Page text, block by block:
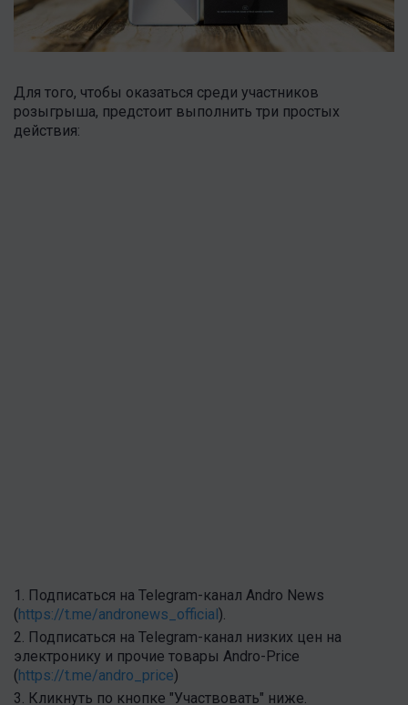
Для того, чтобы оказаться среди участников
розыгрыша, предстоит выполнить три простых
действия:
1. Подписаться на Telegram-канал Andro News
(https://t.me/andronews_official ).
2. Подписаться на Telegram-канал низких цен на
электронику и прочие товары Andro-Price
(https://t.me/andro_price)
3. Кликнуть по кнопке "Участвовать" ниже.